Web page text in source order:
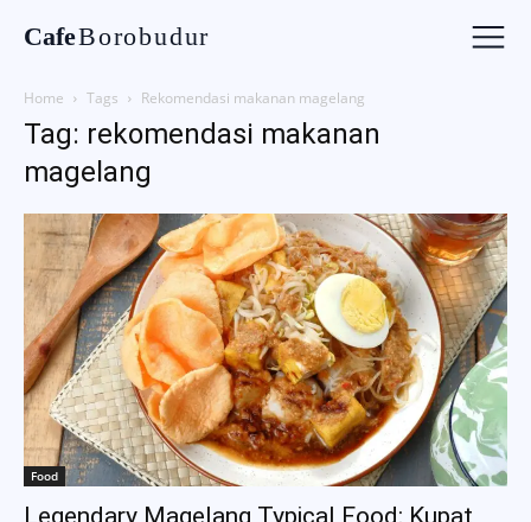
CafeBorobudur
Home Tags Rekomendasi makanan magelang
Tag: rekomendasi makanan
magelang
Food
Legendary Magelang Typical Food: Kupat